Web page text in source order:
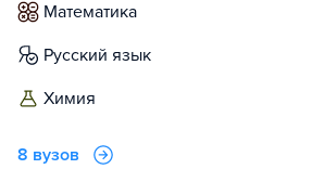
математика
русский язык
химия
8 вузов